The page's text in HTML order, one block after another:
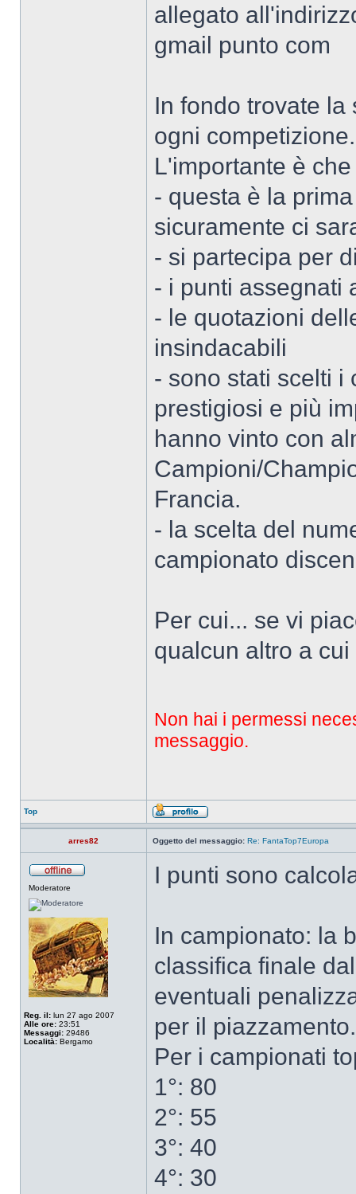
allegato
gmail punto com
In fondo trovate
ogni competizione.
L'importante è
- questa è la
sicuramente ci
- si partecipa per
- i punti assegnati
- le quotazioni
insindacabili
- sono stati scelti i
prestigiosi e più
hanno vinto con
Campioni/
Francia.
- la scelta del
campionato
Per cui... se vi
qualcun altro a
Non hai i permessi
messaggio.
Top
arres82 Oggetto del messaggio: Re: FantaTop7Europa
Moderatore
Reg. il: lun 27 ago 2007
Alle ore: 23:51
Messaggi: 29486
Località: Bergamo
I punti sono
In campionato: la
classifica finale
eventuali
per il piazzamento.
Per i campionati
1°: 80
2°: 55
3°: 40
4°: 30